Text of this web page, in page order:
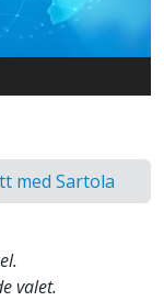
med Sartola
valet.